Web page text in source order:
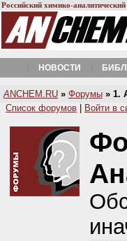
Российский химико-аналитический
НОВОСТИ
A NCHEM.RU » Форумы » 1.
Список форумов
Войти в